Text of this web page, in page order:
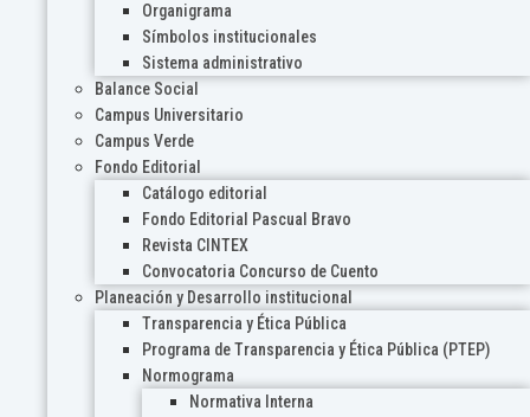
Organigrama
Símbolos institucionales
Sistema administrativo
Balance Social
Campus Universitario
Campus Verde
Fondo Editorial
Catálogo editorial
Fondo Editorial Pascual Bravo
Revista CINTEX
Convocatoria Concurso de Cuento
Planeación y Desarrollo institucional
Transparencia y Ética Pública
Programa de Transparencia y Ética Pública (PTEP)
Normograma
Normativa Interna